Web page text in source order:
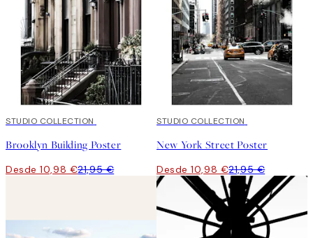
50%*
STUDIO COLLECTION
Brooklyn Building Poster
Desde 10,98 €21,95 €
50%*
STUDIO COLLECTION
New York Street Poster
Desde 10,98 €21,95 €